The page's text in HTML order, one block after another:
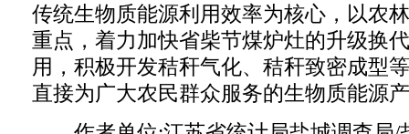
传统生物质能源利用效率为核心，以农
重点，着力加快省柴节煤炉灶的升级换
用，积极开发秸秆气化、秸秆致密成型
直接为广大农民群众服务的生物质能源